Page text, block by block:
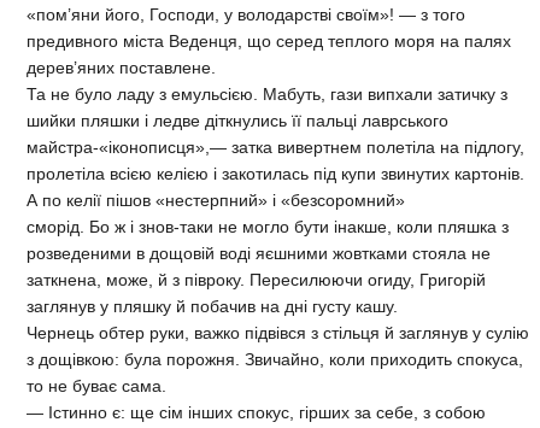
«пом’яни його, Господи, у володарстві своїм»! — з того
предивного міста Веденця, що серед теплого моря на палях
дерев’яних поставлене.
Та не було ладу з емульсією. Мабуть, гази випхали затичку з
шийки пляшки і ледве діткнулись її пальці лаврського
майстра-«іконописця»,— затка вивертнем полетіла на підлогу,
пролетіла всією келією і закотилась під купи звинутих картонів.
А по келії пішов «нестерпний» і «безсоромний»
сморід. Бо ж і знов-таки не могло бути інакше, коли пляшка з
розведеними в дощовій воді яєшними жовтками стояла не
заткнена, може, й з півроку. Пересилюючи огиду, Григорій
заглянув у пляшку й побачив на дні густу кашу.
Чернець обтер руки, важко підвівся з стільця й заглянув у сулію
з дощівкою: була порожня. Звичайно, коли приходить спокуса,
то не буває сама.
— Істинно є: ще сім інших спокус, гірших за себе, з собою